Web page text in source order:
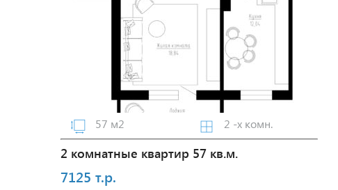
57 м2 2 -х комн.
2 комнатные квартир 57 кв.м.
7125 т.р.